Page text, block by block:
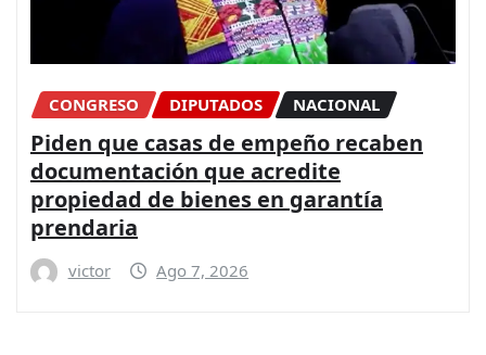
CONGRESO DIPUTADOS NACIONAL
Piden que casas de empeño recaben
documentación que acredite
propiedad de bienes en garantía
prendaria
victor Ago 7, 2026